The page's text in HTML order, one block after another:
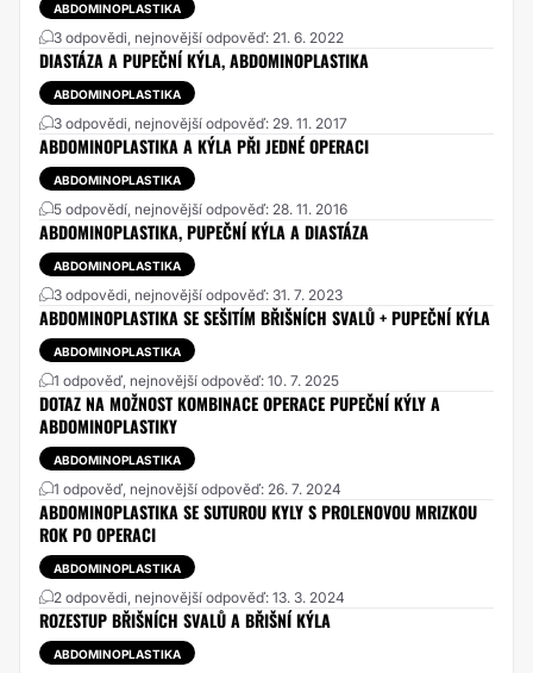
ABDOMINOPLASTIKA
3 odpovědi, nejnovější odpověď: 21. 6. 2022
DIASTÁZA A PUPEČNÍ KÝLA, ABDOMINOPLASTIKA
ABDOMINOPLASTIKA
3 odpovědi, nejnovější odpověď: 29. 11. 2017
ABDOMINOPLASTIKA A KÝLA PŘI JEDNÉ OPERACI
ABDOMINOPLASTIKA
5 odpovědí, nejnovější odpověď: 28. 11. 2016
ABDOMINOPLASTIKA, PUPEČNÍ KÝLA A DIASTÁZA
ABDOMINOPLASTIKA
3 odpovědi, nejnovější odpověď: 31. 7. 2023
ABDOMINOPLASTIKA SE SEŠITÍM BŘIŠNÍCH SVALŮ + PUPEČNÍ KÝLA
ABDOMINOPLASTIKA
1 odpověď, nejnovější odpověď: 10. 7. 2025
DOTAZ NA MOŽNOST KOMBINACE OPERACE PUPEČNÍ KÝLY A
ABDOMINOPLASTIKY
ABDOMINOPLASTIKA
1 odpověď, nejnovější odpověď: 26. 7. 2024
ABDOMINOPLASTIKA SE SUTUROU KYLY S PROLENOVOU MRIZKOU
ROK PO OPERACI
ABDOMINOPLASTIKA
2 odpovědi, nejnovější odpověď: 13. 3. 2024
ROZESTUP BŘIŠNÍCH SVALŮ A BŘIŠNÍ KÝLA
ABDOMINOPLASTIKA